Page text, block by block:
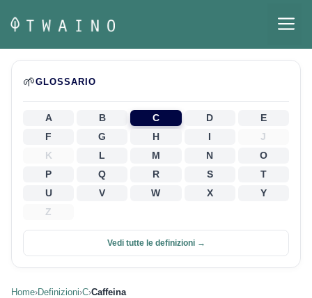
contenuto
🌱GLOSSARIO
A B C D
E
F
G H I
J
K
L M N
O
P
Q R S
T
U
V W X
Y
Z
Vedi tutte le definizioni →
Home›Definizioni›C›Caffeina